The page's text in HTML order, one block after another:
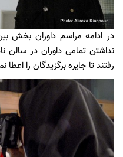
در ادامه مراسم داوران بخش
نداشتن تمامی داوران در سالن
رفتند تا جایزه برگزیدگان را اعطا